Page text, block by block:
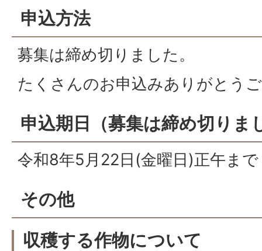
申込方法
募集は締め切りました。
たくさんのお申込みありがとう
申込期日（募集は締め切りま
令和8年5月22日(金曜日)正午まで
その他
収穫する作物について